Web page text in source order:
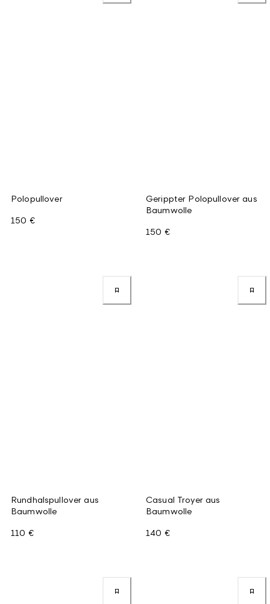
Polopullover
150 €
Gerippter Polopullover aus
Baumwolle
150 €
Rundhalspullover aus
Baumwolle
110 €
Casual Troyer aus
Baumwolle
140 €